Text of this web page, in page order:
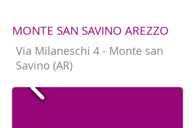
MONTE SAN SAVINO AREZZO
Via Milaneschi 4 - Monte san
Savino (AR)